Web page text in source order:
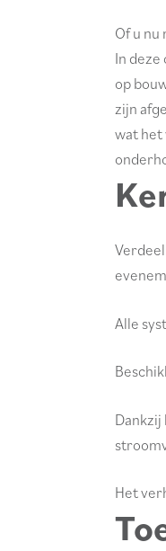
Of u
In
op
zijn
wat het
Alle
Het